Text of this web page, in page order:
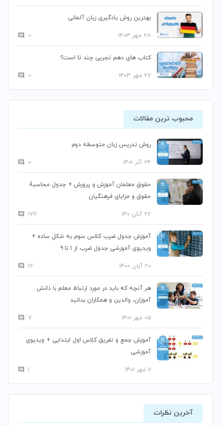
بهترین روش یادگیری زبان آلمانی
۲۸ مهر ۱۴۰۳ ۰
کتاب های دهم تجربی چند تا است؟
۲۷ مهر ۱۴۰۳ ۰
محبوب ترین مقالات
روش تدریس زبان متوسطه دوم
۲۴ آذر ۱۴۰۱ ۰
حقوق معلمان آموزش و پرورش + جدول محاسبۀ
حقوق و مزایای فرهنگیان
۲۲ آبان ۱۴۰ ۱۷۷
آموزش جدول ضرب کلاس سوم به شکلِ ساده +
ویدیوی آموزشی جدول ضرب از ۱ تا ۹
۲۰ آبان ۱۴۰۰ ۱۲
هر آنچه که باید در مورد ارتباط معلم با دانش
آموزان، والدین و همکاران بدانید
۰۵ مهر ۱۴۰۱ ۷
آموزش جمع و تفریق کلاس اول ابتدایی + ویدیوی
آموزشی
۱۱ مهر ۱۴۰۱ ۱
آخرین نظرات